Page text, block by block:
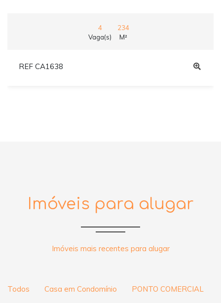
4
Vaga(s)
234
M²
REF CA1638
Imóveis para alugar
Imóveis mais recentes para alugar
Todos Casa em Condomínio PONTO COMERCIAL